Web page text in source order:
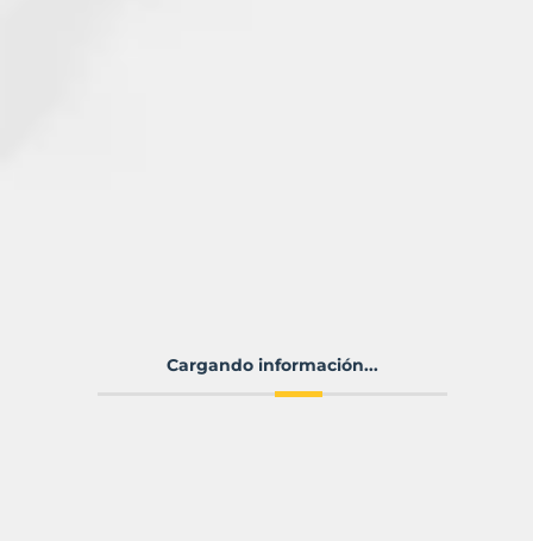
Cargando información...